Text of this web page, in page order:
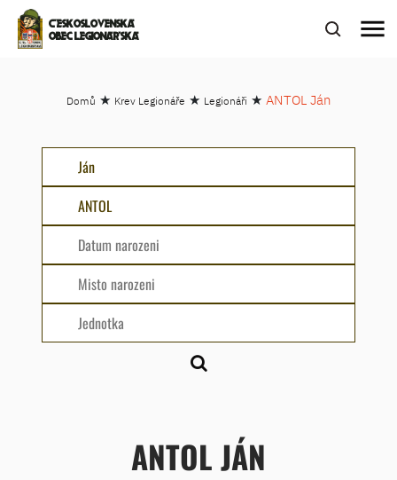
ČESKOSLOVENSKÁ
OBEC LEGIONÁŘSKÁ
menu
Domů ★ Krev Legionáře ★ Legionáři ★ ANTOL Ján
ANTOL JÁN